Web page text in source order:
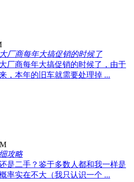
厂商每年大搞促销的时候了
厂商每年大搞促销的时候了，由于
，本年的旧车就需要处理掉 ...
攻略
是二手？鉴于多数人都和我一样是
率实在不大（我只认识一个 ...